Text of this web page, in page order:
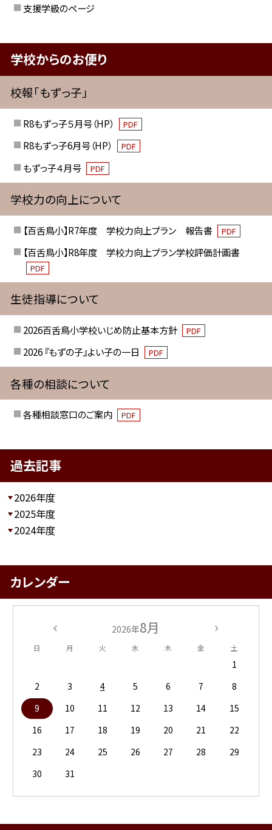
支援学級のページ
学校からのお便り
校報「もずっ子」
R8もずっ子５月号（HP） PDF
R8もずっ子6月号（HP） PDF
もずっ子４月号 PDF
学校力の向上について
【百舌鳥小】R7年度 学校力向上プラン 報告書 PDF
【百舌鳥小】R8年度 学校力向上プラン学校評価計画書
PDF
生徒指導について
2026百舌鳥小学校いじめ防止基本方針 PDF
2026 『もずの子』よい子の一日 PDF
各種の相談について
各種相談窓口のご案内 PDF
過去記事
2026年度
2025年度
2024年度
カレンダー
2026年8月
日 月 火 水 木 金 土
1
2
3 4 5 6 7
8
9
10 11 12 13 14
15
16
17 18 19 20 21
22
23
24 25 26 27 28
29
30
31